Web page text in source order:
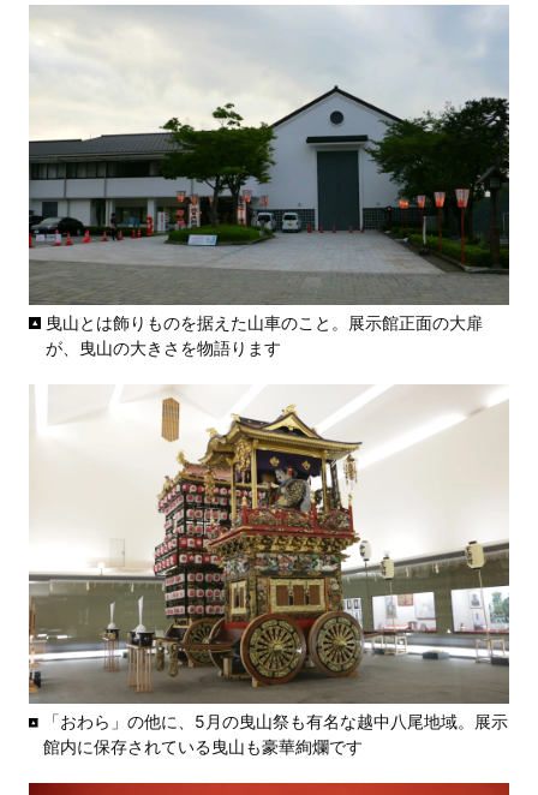
曳山とは飾りものを据えた山車のこと。展示館正面の大扉
が、曳山の大きさを物語ります
「おわら」の他に、5月の曳山祭も有名な越中八尾地域。展示
館内に保存されている曳山も豪華絢爛です